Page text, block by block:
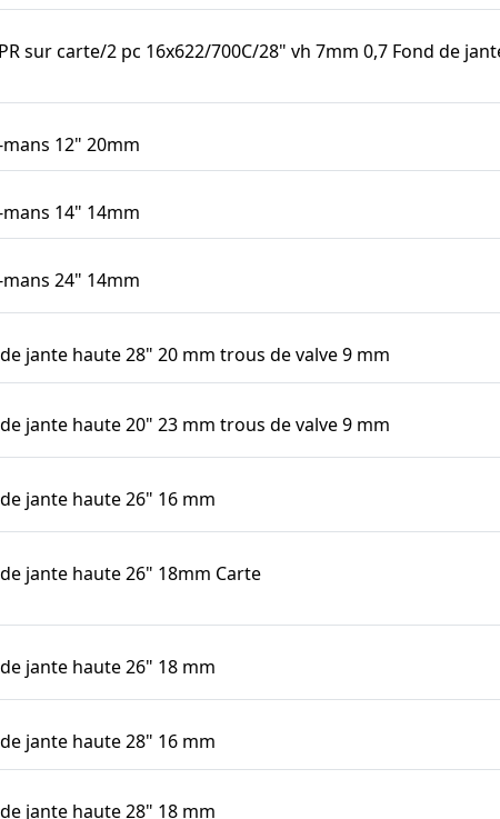
sur carte/2 pc 16x622/700C/28" vh 7mm 0,7 Fond de
12" 20mm
14" 14mm
24" 14mm
jante haute 28" 20 mm trous de valve 9 mm
jante haute 20" 23 mm trous de valve 9 mm
jante haute 26" 16 mm
jante haute 26" 18mm Carte
jante haute 26" 18 mm
jante haute 28" 16 mm
jante haute 28" 18 mm